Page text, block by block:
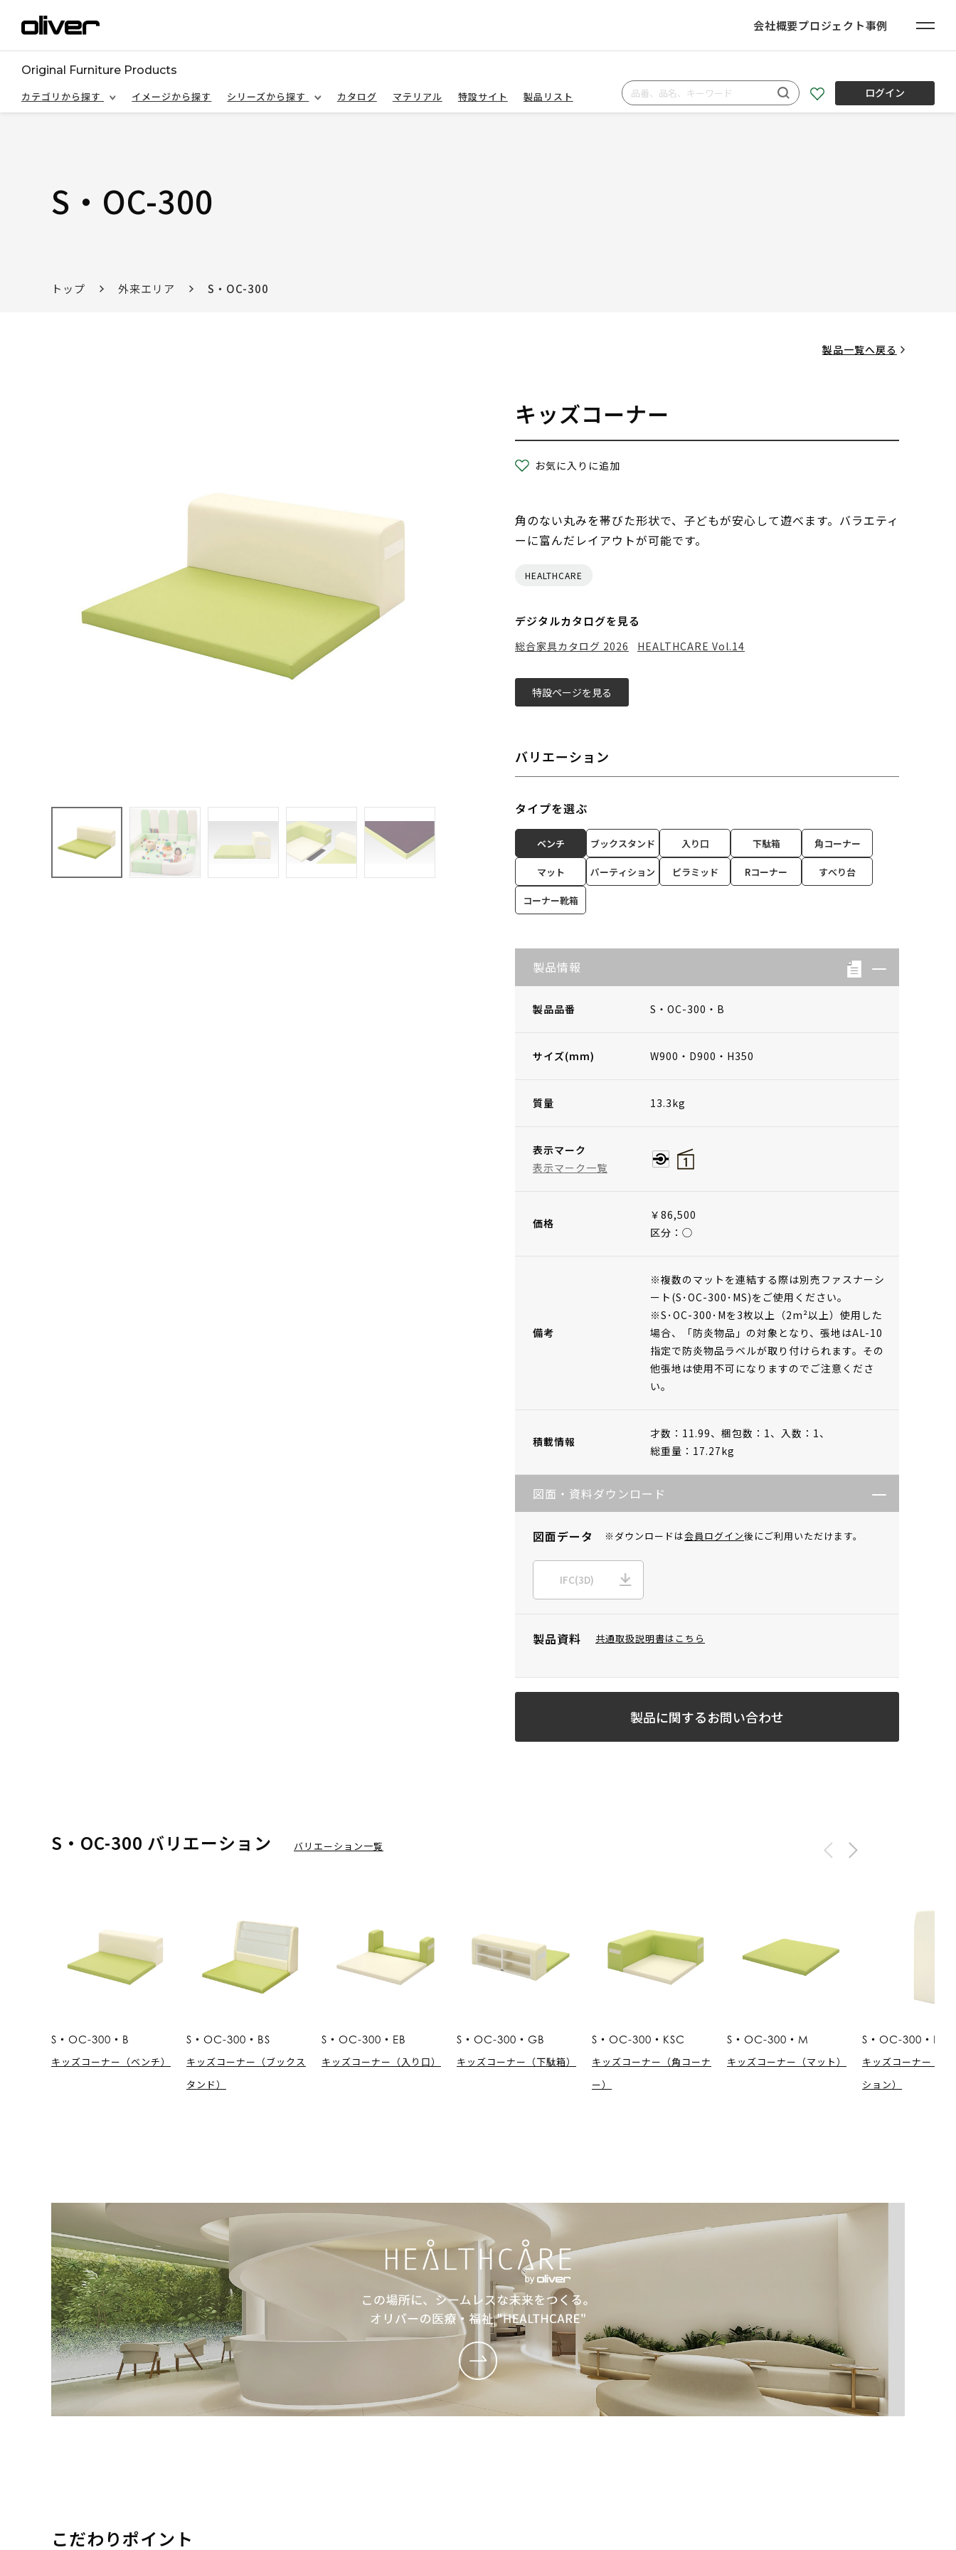
会社概要プロジェクト事例
Original Furniture Products
カテゴリから探す
イメージから探す シリーズから探す カタログ マテリアル 特設サイト 製品リスト ログイン
S・OC-300
トップ 外来エリア S・OC-300
製品一覧へ戻る
キッズコーナー
お気に入りに追加
角のない丸みを帯びた形状で、子どもが安心して遊べます。バラエティ
ーに富んだレイアウトが可能です。
HEALTHCARE
デジタルカタログを見る
総合家具カタログ 2026 HEALTHCARE Vol.14
特設ページを見る
バリエーション
タイプを選ぶ
ベンチ ブックスタンド 入り口 下駄箱 角コーナー
マット パーティション ピラミッド Rコーナー すべり台
コーナー靴箱
製品情報
製品品番 S・OC-300・B
サイズ(mm) W900・D900・H350
質量 13.3kg
表示マーク
表示マーク一覧
価格
￥86,500
区分：◯
備考
※複数のマットを連結する際は別売ファスナーシ
ート(S･OC-300･MS)をご使用ください。
※S･OC-300･Mを3枚以上（2m²以上）使用した
場合、「防炎物品」の対象となり、張地はAL-10
指定で防炎物品ラベルが取り付けられます。その
他張地は使用不可になりますのでご注意くださ
い。
積載情報
才数：11.99、 梱包数：1、 入数：1、
総重量：17.27kg
図面・資料ダウンロード
図面データ ※ダウンロードは会員ログイン後にご利用いただけます。
IFC(3D)
製品資料 共通取扱説明書はこちら
製品に関するお問い合わせ
S・OC-300 バリエーション バリエーション一覧
S・OC-300・B
キッズコーナー（ベンチ）
S・OC-300・BS
キッズコーナー（ブックス
タンド）
S・OC-300・EB
キッズコーナー（入り口）
S・OC-300・GB
キッズコーナー（下駄箱）
S・OC-300・KSC
キッズコーナー（角コーナ
ー）
S・OC-300・M
キッズコーナー（マット）
S・OC-300・PA
キッズコーナー（パ
ション）
こだわりポイント